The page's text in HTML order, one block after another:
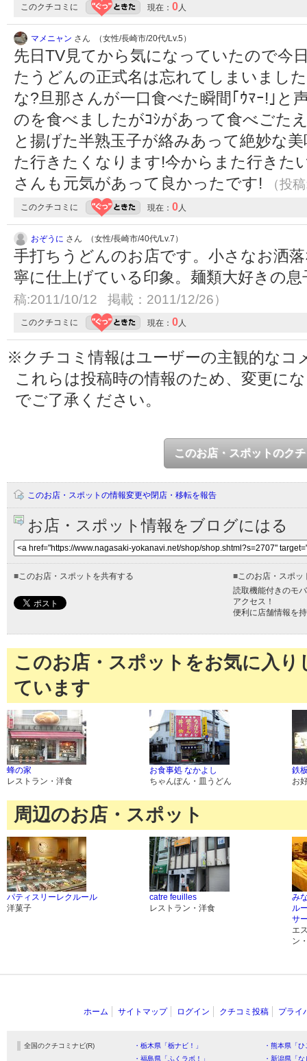
このクチコミに 現在： 0人
マメニャン さん （女性/長崎市/20代/Lv.5）
先日TV見てから気になっていたので今
たうどんの正式名は忘れてしまいまし
な?旦那さんが一口食べた瞬間｢ｳﾏｰ!｣と
のを食べましたがｺｼがあって食べごた
と揚げた半熟玉子が絡みあって絶妙な
た行きたくなります!今からまた行きた
さんも元気があって良かったです!
（投
このクチコミに 現在： 0人
おぞうに さん （女性/長崎市/40代/Lv.7）
手打ちうどんのお店です。小さなお洒
寧に仕上げている印象。麺類大好きの
稿:2011/10/12 掲載：2011/12/26）
このクチコミに 現在： 0人
※クチコミ情報はユーザーの主観的なコ
これらは投稿時の情報のため、変更に
でご了承ください。
このお店・スポットのク
このお店・スポットの情報変更や閉店・移転を報告
お店・スポット情報をブログにはる
■このお店・スポットを共有する ■このお店・スポッ
読取機能付きのモ
アクセス！
便利に店舗情報を
このお店・スポットをお気に入
ています
蜂の家
レストラン・洋食
お食事処 なかよし
ちゃんぽん・皿うどん
鉄
お
周辺のお店・スポット
パティスリーレクルール
洋菓子
catre feuilles
レストラン・洋食
み
ル
サ
エ
ン
ホーム サイトマップ ログイン クチコミ投稿 プライ
全国のクチコミナビ(R) ・栃木県「栃ナビ！」
・熊本県「
・福島県「ふくラボ！」
・新潟県「